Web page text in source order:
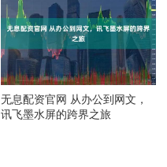
无息配资官网 从办公到网文，
讯飞墨水屏的跨界之旅